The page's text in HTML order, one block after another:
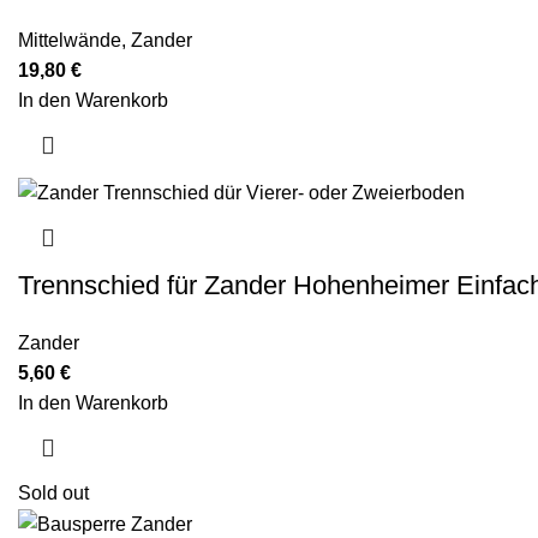
Mittelwände, Zander
19,80 €
In den Warenkorb
Trennschied für Zander Hohenheimer
Zander
5,60 €
In den Warenkorb
Sold out